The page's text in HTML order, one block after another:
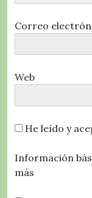
Correo
Web
He leído y
Información
más